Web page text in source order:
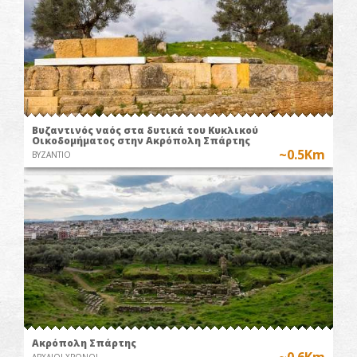
Βυζαντινός ναός στα δυτικά του Κυκλικού
Οικοδομήματος στην Ακρόπολη Σπάρτης
ΒΥΖΑΝΤΙΟ ~0.5Km
Ακρόπολη Σπάρτης